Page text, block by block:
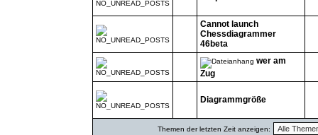
Cannot launch
Chessdiagrammer
46beta
wer am
Zug
Diagrammgröße
Themen der letzten Zeit anzeigen: